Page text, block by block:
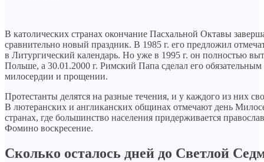
В католических странах окончание Пасхальной Октавы
сравнительно новый праздник. В 1985 г. его предложил
в Литургический календарь. Но уже в 1995 г. он полностью
Польше, а 30.01.2000 г. Римский Папа сделал его
милосердии и прощении.
Протестанты делятся на разные течения, и у каждого из них
В лютеранских и англиканских общинах отмечают день
странах, где большинство населения придерживается
Фомино воскресение.
Сколько осталось дней до Светлой